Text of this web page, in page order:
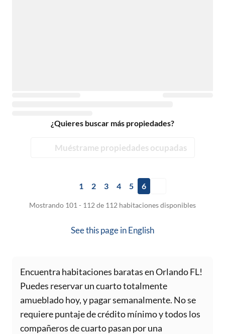
¿Quieres buscar más propiedades?
Muéstrame propiedades ocupadas
1 2 3 4 5 6
Mostrando 101 - 112 de 112 habitaciones disponibles
See this page inEnglish
Encuentra habitaciones baratas en Orlando FL!
Puedes reservar un cuarto totalmente
amueblado hoy, y pagar semanalmente. No se
requiere puntaje de crédito mínimo y todos los
compañeros de cuarto pasan por una